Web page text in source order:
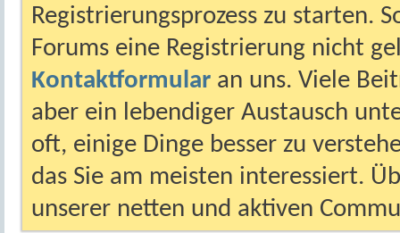
Registrierungsprozess zu starten.
Forums eine Registrierung nicht
Kontaktformular an uns. Viele
aber ein lebendiger Austausch
oft, einige Dinge besser zu
das Sie am meisten interessiert.
unserer netten und aktiven